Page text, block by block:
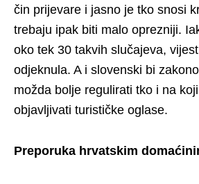
čin prijevare i jasno je tko snosi
trebaju ipak biti malo oprezniji.
oko tek 30 takvih slučajeva,
odjeknula. A i slovenski bi
možda bolje regulirati tko i na
objavljivati turističke oglase.
Preporuka hrvatskim